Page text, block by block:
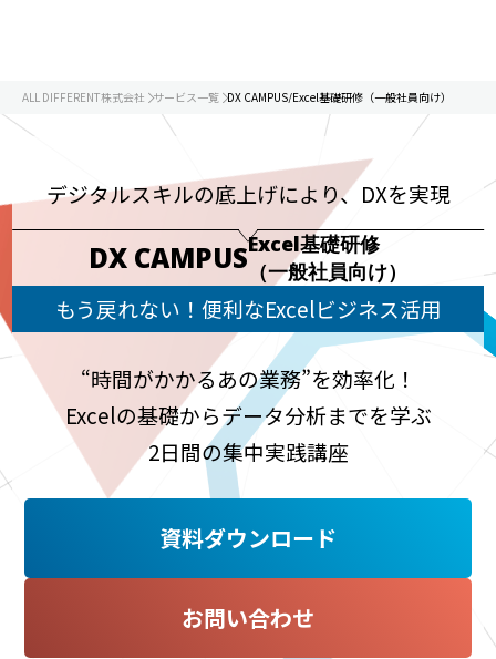
ALL DIFFERENT株式会社 サービス一覧 DX CAMPUS/Excel基礎研修（一般社員向け）
デジタルスキルの底上げにより、DXを実現
DX CAMPUSExcel基礎研修
（一般社員向け）
もう戻れない！便利なExcelビジネス活用
“時間がかかるあの業務”を効率化！
Excelの基礎からデータ分析までを学ぶ
2日間の集中実践講座
資料ダウンロード
お問い合わせ